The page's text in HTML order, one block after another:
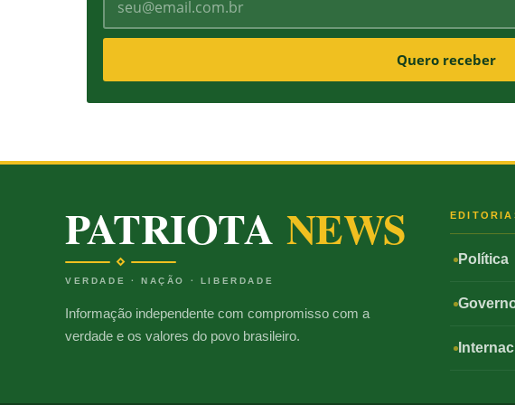
Quero receber
PATRIOTA NEWS
VERDADE · NAÇÃO · LIBERDADE
Informação independente com compromisso com a
verdade e os valores do povo brasileiro.
Política